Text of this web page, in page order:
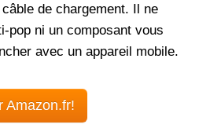
de chargement. Il ne
pop ni un composant vous
avec un appareil mobile.
Amazon.fr!